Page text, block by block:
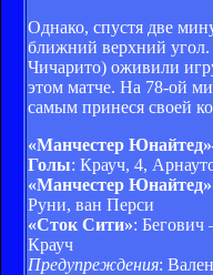
Однако, спустя две
ближний верхний угол.
Чичарито) оживили
этом матче. На 78-ой
самым принеся своей
«Манчестер Юнайтед»
Голы: Крауч, 4,
«Манчестер Юнайтед»
Руни, ван Перси
«Сток Сити»:
Крауч
Предупреждения: